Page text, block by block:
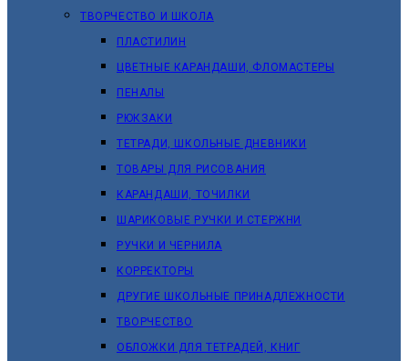
ТВОРЧЕСТВО И ШКОЛА
ПЛАСТИЛИН
ЦВЕТНЫЕ КАРАНДАШИ, ФЛОМАСТЕРЫ
ПЕНАЛЫ
РЮКЗАКИ
ТЕТРАДИ, ШКОЛЬНЫЕ ДНЕВНИКИ
ТОВАРЫ ДЛЯ РИСОВАНИЯ
КАРАНДАШИ, ТОЧИЛКИ
ШАРИКОВЫЕ РУЧКИ И СТЕРЖНИ
РУЧКИ И ЧЕРНИЛА
КОРРЕКТОРЫ
ДРУГИЕ ШКОЛЬНЫЕ ПРИНАДЛЕЖНОСТИ
ТВОРЧЕСТВО
ОБЛОЖКИ ДЛЯ ТЕТРАДЕЙ, КНИГ